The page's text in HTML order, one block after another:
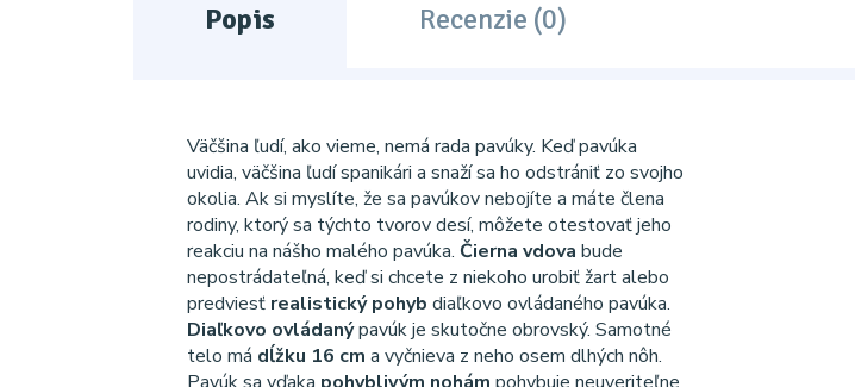
Popis Recenzie (0)
Väčšina ľudí, ako vieme, nemá rada pavúky. Keď pavúka
uvidia, väčšina ľudí spanikári a snaží sa ho odstrániť zo svojho
okolia. Ak si myslíte, že sa pavúkov nebojíte a máte člena
rodiny, ktorý sa týchto tvorov desí, môžete otestovať jeho
reakciu na nášho malého pavúka. Čierna vdova bude
nepostrádateľná, keď si chcete z niekoho urobiť žart alebo
predviesť realistický pohyb diaľkovo ovládaného pavúka.
Diaľkovo ovládanýpavúk je skutočne obrovský. Samotné
telo má dĺžku 16 cm a vyčnieva z neho osem dlhých nôh.